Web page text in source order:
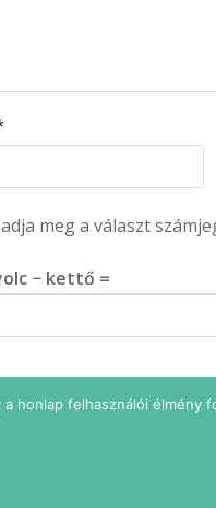
meg a választ
− kettő =
honlap felhasználói